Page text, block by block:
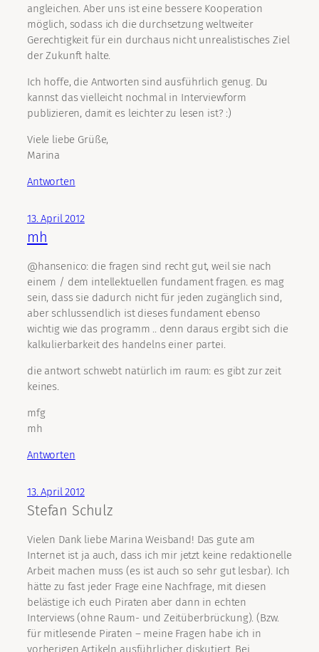
angleichen. Aber uns ist eine bessere Kooperation
möglich, sodass ich die durchsetzung weltweiter
Gerechtigkeit für ein durchaus nicht unrealistisches Ziel
der Zukunft halte.
Ich hoffe, die Antworten sind ausführlich genug. Du
kannst das vielleicht nochmal in Interviewform
publizieren, damit es leichter zu lesen ist? :)
Viele liebe Grüße,
Marina
Antworten
13. April 2012
mh
@hansenico: die fragen sind recht gut, weil sie nach
einem / dem intellektuellen fundament fragen. es mag
sein, dass sie dadurch nicht für jeden zugänglich sind,
aber schlussendlich ist dieses fundament ebenso
wichtig wie das programm .. denn daraus ergibt sich die
kalkulierbarkeit des handelns einer partei.
die antwort schwebt natürlich im raum: es gibt zur zeit
keines.
mfg
mh
Antworten
13. April 2012
Stefan Schulz
Vielen Dank liebe Marina Weisband! Das gute am
Internet ist ja auch, dass ich mir jetzt keine redaktionelle
Arbeit machen muss (es ist auch so sehr gut lesbar). Ich
hätte zu fast jeder Frage eine Nachfrage, mit diesen
belästige ich euch Piraten aber dann in echten
Interviews (ohne Raum- und Zeitüberbrückung). (Bzw.
für mitlesende Piraten – meine Fragen habe ich in
vorherigen Artikeln ausführlicher diskutiert. Bei